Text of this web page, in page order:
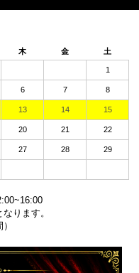
木 金 土
1
6 7 8
13 14 15
20 21 22
27 28 29
ります。